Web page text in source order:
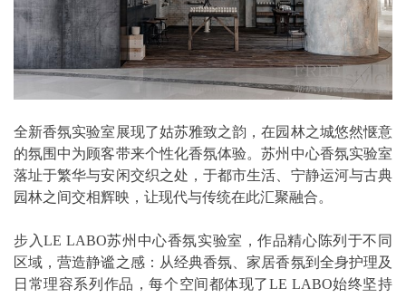
全新香氛实验室展现了姑苏雅致之韵，在园林之城悠然惬意
的氛围中为顾客带来个性化香氛体验。苏州中心香氛实验室
落址于繁华与安闲交织之处，于都市生活、宁静运河与古典
园林之间交相辉映，让现代与传统在此汇聚融合。
步入LE LABO苏州中心香氛实验室，作品精心陈列于不同
区域，营造静谧之感：从经典香氛、家居香氛到全身护理及
日常理容系列作品，每个空间都体现了LE LABO始终坚持